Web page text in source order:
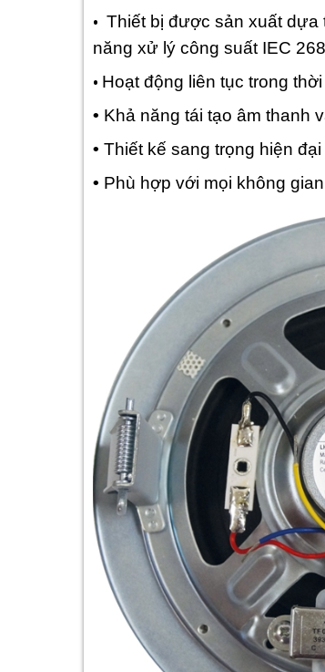
• Thiết bị được sản xuất dựa
năng xử lý công suất IEC
• Hoạt động liên tục trong
• Khả năng tái tạo âm thanh
• Thiết kế sang trọng hiện
• Phù hợp với mọi không